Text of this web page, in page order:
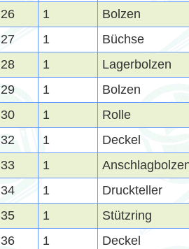
26
1
Bolzen
27
1
Büchse
28
1
Lagerbolzen
29
1
Bolzen
30
1
Rolle
32
1
Deckel
33
1
34
1
Druckteller
35
1
Stützring
36
1
Deckel